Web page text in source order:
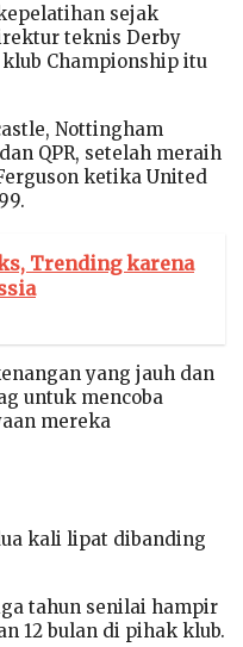
sejak
teknis Derby
Championship itu
Nottingham
QPR, setelah meraih
ketika United
Trending karena
yang jauh dan
untuk mencoba
mereka
kali lipat dibanding
tahun senilai hampir
12 bulan di pihak klub.